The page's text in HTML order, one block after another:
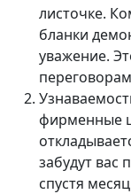
листочке.
бланки
уважение.
фирменные
забудут вас
спустя